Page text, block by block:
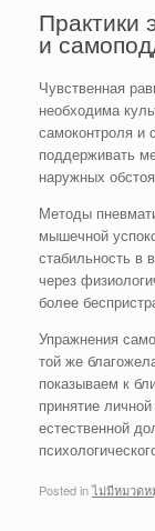
Практики
и
Чувственная
необходима
самоконтроля и
поддерживать
наружных
Методы
мышечной
стабильность в
через
более
Упражнения
той же
показываем к
принятие
естественной
Posted inไม่มีหมวดห